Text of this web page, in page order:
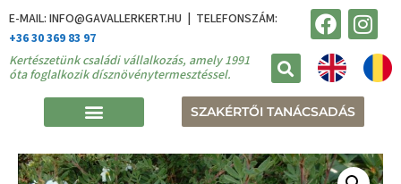
E-MAIL: INFO@GAVALLERKERT.HU | TELEFONSZÁM:
+36 30 369 83 97
Kertészetünk családi vállalkozás, amely 1991
óta foglalkozik dísznövénytermesztéssel.
SZAKÉRTŐI TANÁCSADÁS